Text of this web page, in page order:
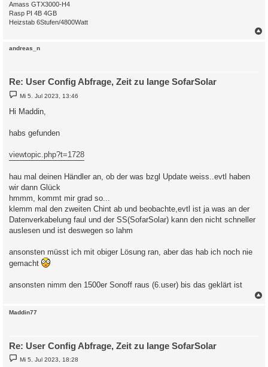
Amass GTX3000-H4
Rasp PI 4B 4GB
Heizstab 6Stufen/4800Watt
andreas_n
Re: User Config Abfrage, Zeit zu lange SofarSolar
B
e
t
a
g
Mi 5. Jul 2023, 13:46
Hi Maddin,
habs gefunden
viewtopic.php?t=1728
hau mal deinen Händler an, ob der was bzgl Update weiss..evtl haben
wir dann Glück
hmmm, kommt mir grad so...
klemm mal den zweiten Chint ab und beobachte,evtl ist ja was an der
Datenverkabelung faul und der SS(SofarSolar) kann den nicht schneller
auslesen und ist deswegen so lahm
ansonsten müsst ich mit obiger Lösung ran, aber das hab ich noch nie
gemacht
ansonsten nimm den 1500er Sonoff raus (6.user) bis das geklärt ist
Maddin77
Re: User Config Abfrage, Zeit zu lange SofarSolar
B
e
Mi 5. Jul 2023, 18:28